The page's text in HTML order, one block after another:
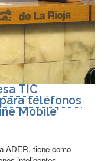
TIC
teléfonos
Mobile’
ADER, tiene como